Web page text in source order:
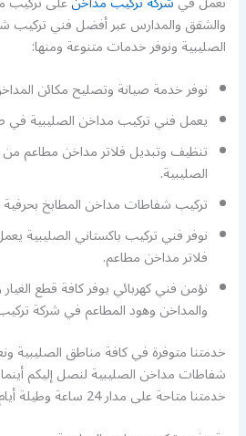
والشقق والمدارس عبر أفضل فني
الصليبية ونوفر خدمات متنوعة ومنها:
نوفر خدمة صيانة وتصليح مكائن
يعمل فني تركيب مداخن الصليبية في
تنظيف وتبديل فلاتر مداخن مطاعم
الصليبية.
تركيب شفاطات مداخن المطابخ
نوفر فني تركيب باكستاني الصليبية
فلاتر مداخن مطاعم.
نؤمن فني كهربائي يوفر كافة قطع
والمداخن وهود المطاعم في شركة
خدمتنا متوفرة في كافة مناطق
شفاطات مداخن الصليبية لنصل إليكم
خدمتنا متاحة على مدار 24 ساعة وطيلة أيام الأسبوع وبأسعار رخيصة.